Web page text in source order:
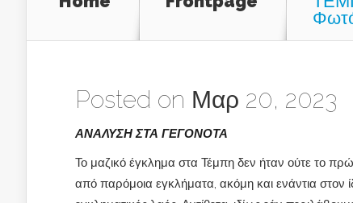
Posted on Μαρ 20, 2023
ΑΝΑΛΥΣΗ ΣΤΑ ΓΕΓΟΝΟΤΑ
Το μαζικό έγκλημα στα Τέμπη δεν ήταν ούτε το
από παρόμοια εγκλήματα, ακόμη και ενάντια στον